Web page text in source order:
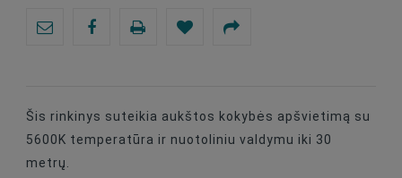
Šis rinkinys suteikia aukštos kokybės apšvietimą su
5600K temperatūra ir nuotoliniu valdymu iki 30
metrų.